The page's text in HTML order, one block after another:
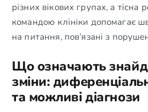
різних вікових групах, а тісна
командою клініки допомагає
на питання, пов’язані з
Що означають
зміни:
та можливі діагнози